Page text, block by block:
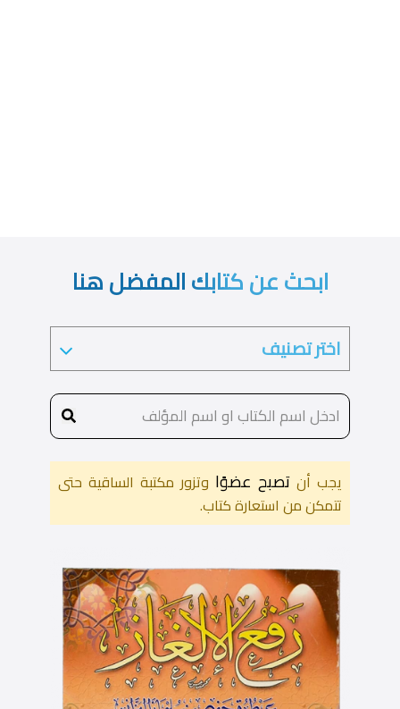
ابحث عن كتابك المفضل هنا
يجب أن تصبح عضوًا وتزور مكتبة الساقية حتى
تتمكن من استعارة كتاب.